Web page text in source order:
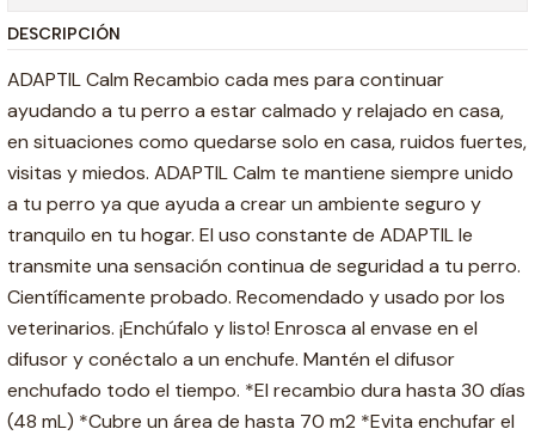
DESCRIPCIÓN
ADAPTIL Calm Recambio cada mes para continuar
ayudando a tu perro a estar calmado y relajado en casa,
en situaciones como quedarse solo en casa, ruidos fuertes,
visitas y miedos. ADAPTIL Calm te mantiene siempre unido
a tu perro ya que ayuda a crear un ambiente seguro y
tranquilo en tu hogar. El uso constante de ADAPTIL le
transmite una sensación continua de seguridad a tu perro.
Científicamente probado. Recomendado y usado por los
veterinarios. ¡Enchúfalo y listo! Enrosca al envase en el
difusor y conéctalo a un enchufe. Mantén el difusor
enchufado todo el tiempo. *El recambio dura hasta 30 días
(48 mL) *Cubre un área de hasta 70 m2 *Evita enchufar el